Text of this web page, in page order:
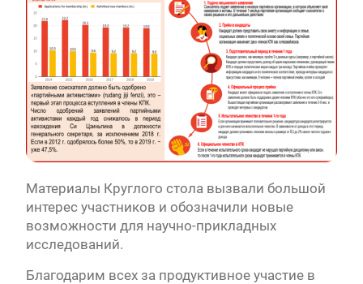
Материалы Круглого стола вызвали большой
интерес участников и обозначили новые
возможности для научно-прикладных
исследований.
Благодарим всех за продуктивное участие в